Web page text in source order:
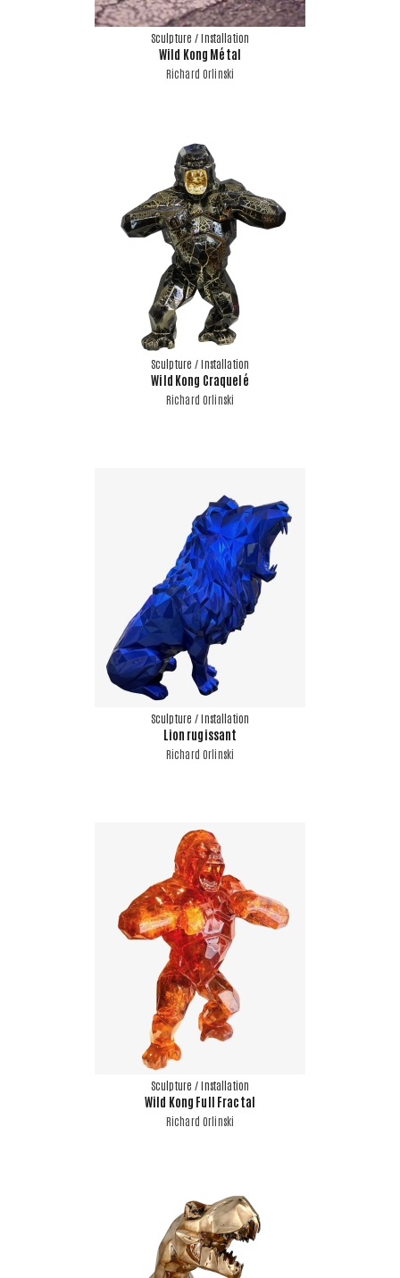
Sculpture / Installation
Wild Kong Métal
Richard Orlinski
Sculpture / Installation
Wild Kong Craquelé
Richard Orlinski
Sculpture / Installation
Lion rugissant
Richard Orlinski
Sculpture / Installation
Wild Kong Full Fractal
Richard Orlinski